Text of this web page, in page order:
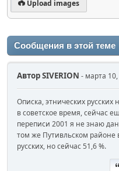
Upload images
Сообщения в этой теме
АвторSIVERION - марта
Описка, этнических
в советское время, сейчас
переписи 2001 я не знаю
том же Путивльском районе
русских, но сейчас 51,6 %.